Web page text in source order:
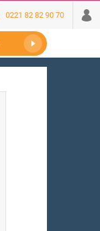
0221 82 82 90 70